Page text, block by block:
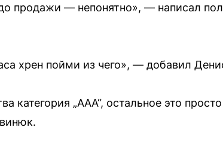
продажи — непонятно», — написал
хрен пойми из чего», — добавил
категория „ААА“, остальное это